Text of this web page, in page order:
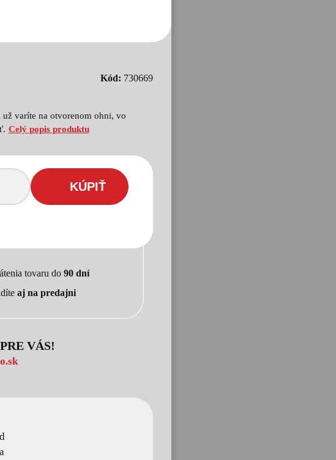
Kód: 730669
varíte na otvorenom ohni, vo
Celý popis produktu
KÚPIŤ
tovaru do 90 dní
aj na predajni
VÁS!